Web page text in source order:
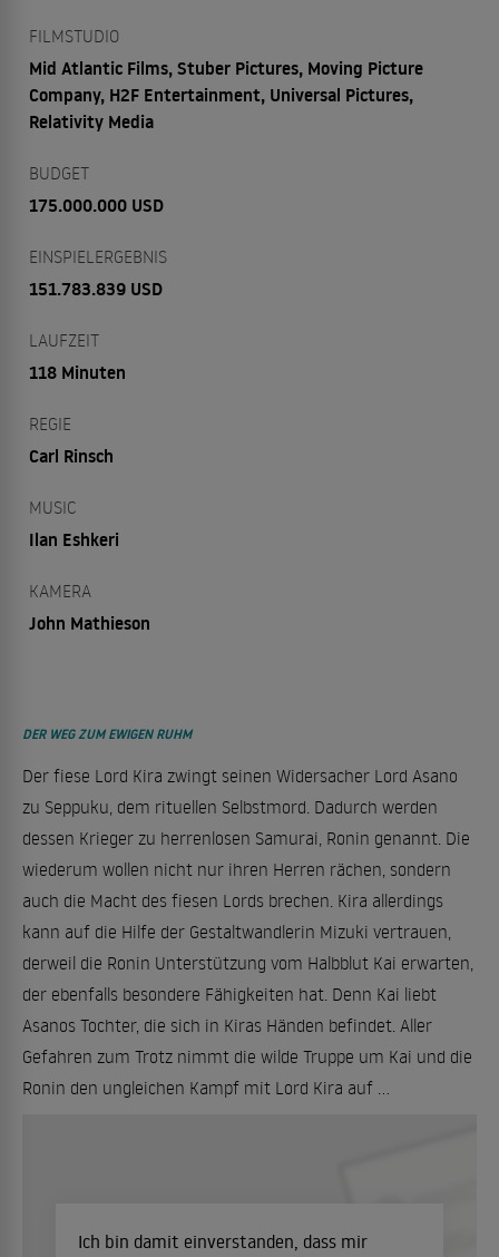
FILMSTUDIO
Mid Atlantic Films, Stuber Pictures, Moving Picture
Company, H2F Entertainment, Universal Pictures,
Relativity Media
BUDGET
175.000.000 USD
EINSPIELERGEBNIS
151.783.839 USD
LAUFZEIT
118 Minuten
REGIE
Carl Rinsch
MUSIC
Ilan Eshkeri
KAMERA
John Mathieson
DER WEG ZUM EWIGEN RUHM
Der fiese Lord Kira zwingt seinen Widersacher Lord Asano
zu Seppuku, dem rituellen Selbstmord. Dadurch werden
dessen Krieger zu herrenlosen Samurai, Ronin genannt. Die
wiederum wollen nicht nur ihren Herren rächen, sondern
auch die Macht des fiesen Lords brechen. Kira allerdings
kann auf die Hilfe der Gestaltwandlerin Mizuki vertrauen,
derweil die Ronin Unterstützung vom Halbblut Kai erwarten,
der ebenfalls besondere Fähigkeiten hat. Denn Kai liebt
Asanos Tochter, die sich in Kiras Händen befindet. Aller
Gefahren zum Trotz nimmt die wilde Truppe um Kai und die
Ronin den ungleichen Kampf mit Lord Kira auf ...
Ich bin damit einverstanden, dass mir